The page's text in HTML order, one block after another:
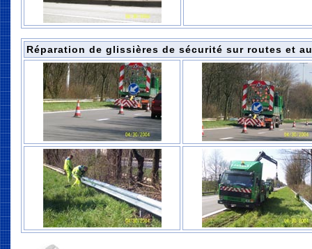
Réparation de glissières de sécurité sur routes et